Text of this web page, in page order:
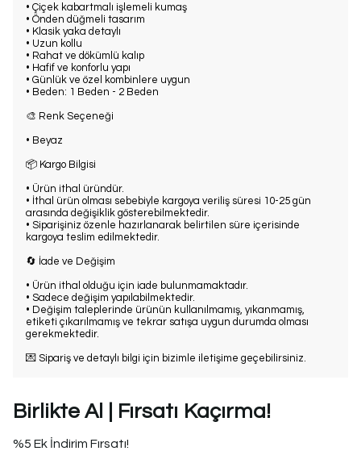
• Çiçek kabartmalı işlemeli kumaş
• Önden düğmeli tasarım
• Klasik yaka detaylı
• Uzun kollu
• Rahat ve dökümlü kalıp
• Hafif ve konforlu yapı
• Günlük ve özel kombinlere uygun
• Beden: 1 Beden - 2 Beden
🎨 Renk Seçeneği
• Beyaz
📦 Kargo Bilgisi
• Ürün ithal üründür.
• İthal ürün olması sebebiyle kargoya veriliş süresi 10-25 gün
arasında değişiklik gösterebilmektedir.
• Siparişiniz özenle hazırlanarak belirtilen süre içerisinde
kargoya teslim edilmektedir.
🔄 İade ve Değişim
• Ürün ithal olduğu için iade bulunmamaktadır.
• Sadece değişim yapılabilmektedir.
• Değişim taleplerinde ürünün kullanılmamış, yıkanmamış,
etiketi çıkarılmamış ve tekrar satışa uygun durumda olması
gerekmektedir.
💌 Sipariş ve detaylı bilgi için bizimle iletişime geçebilirsiniz.
Birlikte Al | Fırsatı Kaçırma!
%5 Ek İndirim Fırsatı!